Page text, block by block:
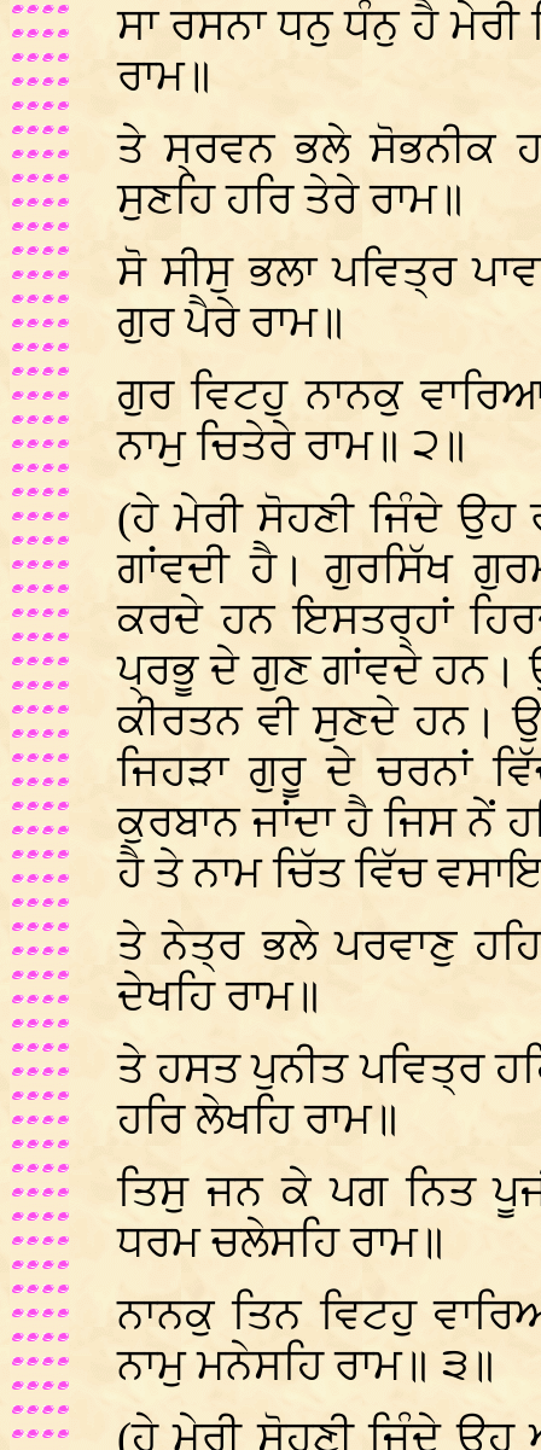
ਸਾ ਰਸਨਾ ਧਨੁ ਧੰਨੁ ਹੈ
ਰਾਮ॥
ਤੇ ਸ੍ਰਵਨ ਭਲੇ ਸੋਭਨੀਕ
ਸੁਣਹਿ ਹਰਿ ਤੇਰੇ ਰਾਮ॥
ਸੋ ਸੀਸੁ ਭਲਾ ਪਵਿਤ੍ਰ
ਗੁਰ ਪੈਰੇ ਰਾਮ॥
ਗੁਰ ਵਿਟਹੁ ਨਾਨਕੁ
ਨਾਮੁ ਚਿਤੇਰੇ ਰਾਮ॥ ੨॥
(ਹੇ ਮੇਰੀ ਸੋਹਣੀ ਜਿੰਦੇ
ਗਾਂਵਦੀ ਹੈ। ਗੁਰਸਿੱਖ
ਕਰਦੇ ਹਨ ਇਸਤਰ੍ਹਾਂ
ਪ੍ਰਭੂ ਦੇ ਗੁਣ ਗਾਂਵਦੇ ਹਨ।
ਕੀਰਤਨ ਵੀ ਸੁਣਦੇ ਹਨ।
ਜਿਹੜਾ ਗੁਰੂ ਦੇ ਚਰਨਾਂ
ਕੁਰਬਾਨ ਜਾਂਦਾ ਹੈ ਜਿਸ ਨੇਂ
ਹੈ ਤੇ ਨਾਮ ਚਿੱਤ ਵਿੱਚ
ਤੇ ਨੇਤ੍ਰ ਭਲੇ ਪਰਵਾਣੁ
ਦੇਖਹਿ ਰਾਮ॥
ਤੇ ਹਸਤ ਪੁਨੀਤ ਪਵਿਤ੍ਰ
ਹਰਿ ਲੇਖਹਿ ਰਾਮ॥
ਤਿਸੁ ਜਨ ਕੇ ਪਗ ਨਿਤ
ਧਰਮ ਚਲੇਸਹਿ ਰਾਮ॥
ਨਾਨਕੁ ਤਿਨ ਵਿਟਹੁ
ਨਾਮੁ ਮਨੇਸਹਿ ਰਾਮ॥ ੩॥
(ਹੇ ਮੇਰੀ ਸੋਹਣੀ ਜਿੰਦੇ